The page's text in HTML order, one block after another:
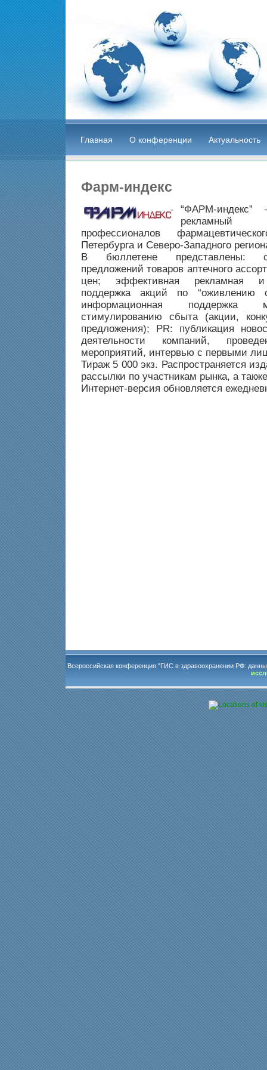
Главная О конференции Актуальность
Фарм-индекс
“ФАРМ-индекс”
профессионалов
Петербурга и Северо-Западного
В бюллетене представлены:
предложений товаров аптечного
цен; эффективная рекламная и
поддержка акций по “оживлению
информационная поддержка
стимулированию сбыта (акции,
предложения); PR: публикация
деятельности компаний,
мероприятий, интервью с первыми
Тираж 5 000 экз. Распространяется
рассылки по участникам рынка, а
Интернет-версия обновляется
Всероссийская конференция "ГИС в здравоохранении РФ: